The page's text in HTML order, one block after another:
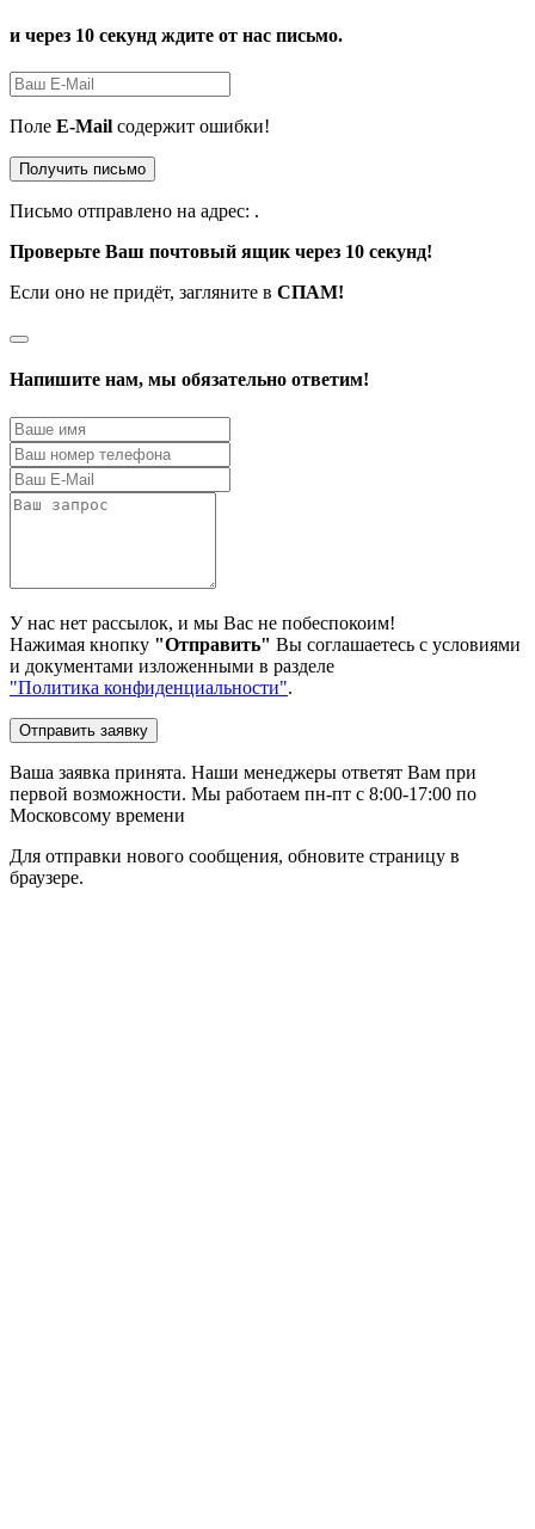
и через 10 секунд ждите от нас письмо.
Поле E-Mail содержит ошибки!
Получить письмо
Письмо отправлено на адрес: .
Проверьте Ваш почтовый ящик через 10 секунд!
Если оно не придёт, загляните в СПАМ!
Напишите нам, мы обязательно ответим!
У нас нет рассылок, и мы Вас не побеспокоим!
Нажимая кнопку "Отправить" Вы соглашаетесь с условиями
и документами изложенными в разделе
"Политика конфиденциальности".
Отправить заявку
Ваша заявка принята. Наши менеджеры ответят Вам при
первой возможности. Мы работаем пн-пт с 8:00-17:00 по
Московсому времени
Для отправки нового сообщения, обновите страницу в
браузере.